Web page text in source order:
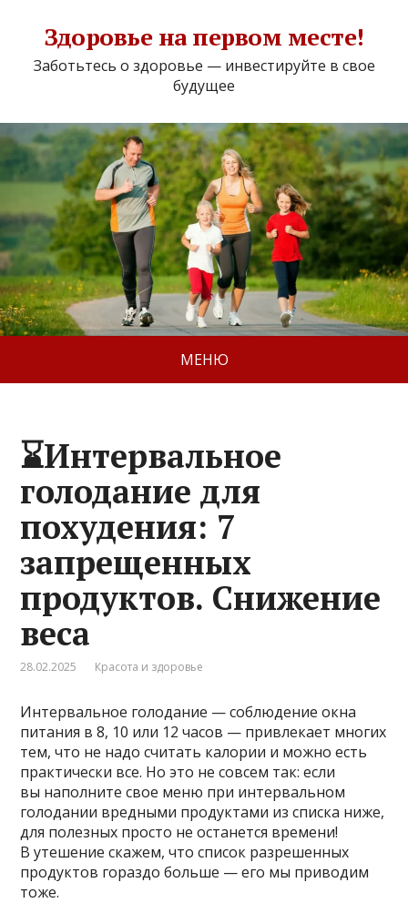
Здоровье на первом месте!
Заботьтесь о здоровье — инвестируйте в свое
будущее
МЕНЮ
⌛Интервальное
голодание для
похудения: 7
запрещенных
продуктов. Снижение
веса
28.02.2025 Красота и здоровье
Интервальное голодание — соблюдение окна
питания в 8, 10 или 12 часов — привлекает многих
тем, что не надо считать калории и можно есть
практически все. Но это не совсем так: если
вы наполните свое меню при интервальном
голодании вредными продуктами из списка ниже,
для полезных просто не останется времени!
В утешение скажем, что список разрешенных
продуктов гораздо больше — его мы приводим
тоже.